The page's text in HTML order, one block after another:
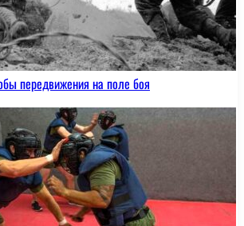
передвижения на поле боя